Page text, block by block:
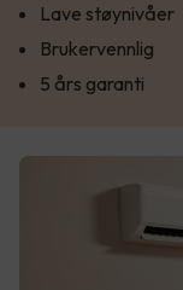
Lave støynivåer
Brukervennlig
5 års garanti